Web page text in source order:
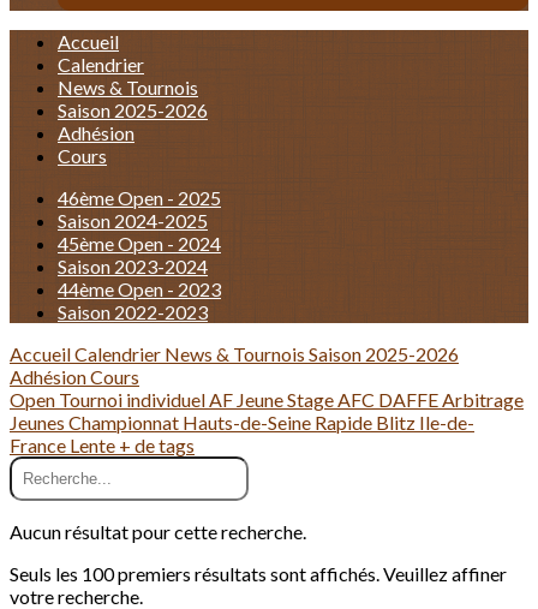
Accueil
Calendrier
News & Tournois
Saison 2025-2026
Adhésion
Cours
46ème Open - 2025
Saison 2024-2025
45ème Open - 2024
Saison 2023-2024
44ème Open - 2023
Saison 2022-2023
AccueilCalendrier News & Tournois Saison 2025-2026
AdhésionCours
Open Tournoi individuelAF JeuneStageAFC DAFFEArbitrage
Jeunes Championnat Hauts-de-Seine Rapide Blitz Ile-de-
France Lente + de tags
Aucun résultat pour cette recherche.
Seuls les 100 premiers résultats sont affichés. Veuillez affiner
votre recherche.